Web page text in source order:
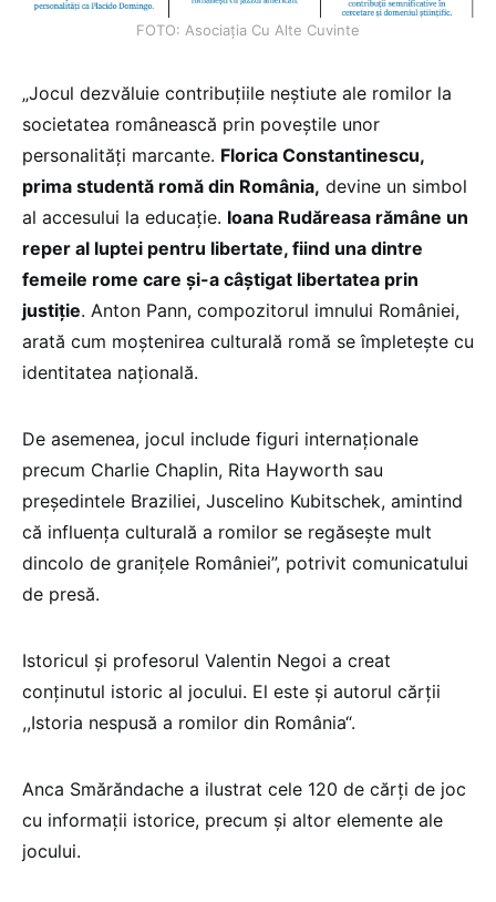
FOTO: Asociația Cu Alte Cuvinte
„Jocul dezvăluie contribuțiile neștiute ale romilor la
societatea românească prin poveștile unor
personalități marcante. Florica Constantinescu,
prima studentă romă din România, devine un simbol
al accesului la educație. Ioana Rudăreasa rămâne un
reper al luptei pentru libertate, fiind una dintre
femeile rome care și-a câștigat libertatea prin
justiție. Anton Pann, compozitorul imnului României,
arată cum moștenirea culturală romă se împletește cu
identitatea națională.
De asemenea, jocul include figuri internaționale
precum Charlie Chaplin, Rita Hayworth sau
președintele Braziliei, Juscelino Kubitschek, amintind
că influența culturală a romilor se regăsește mult
dincolo de granițele României”, potrivit comunicatului
de presă.
Istoricul și profesorul Valentin Negoi a creat
conținutul istoric al jocului. El este și autorul cărții
,,Istoria nespusă a romilor din România“.
Anca Smărăndache a ilustrat cele 120 de cărți de joc
cu informații istorice, precum și altor elemente ale
jocului.